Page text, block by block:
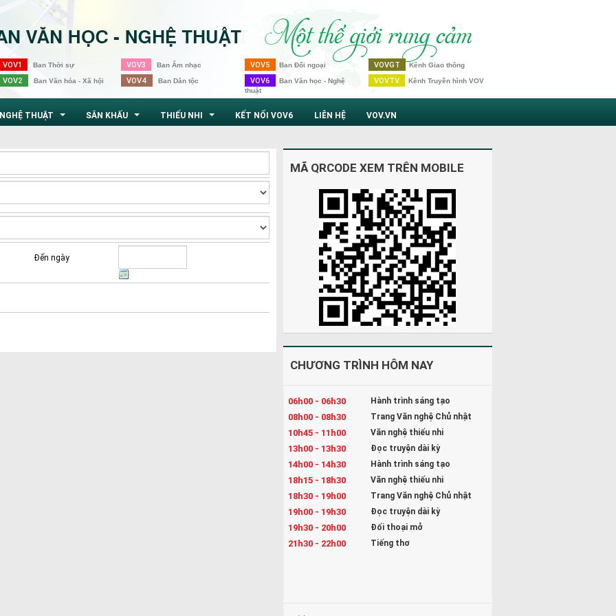
VOV1 Ban Thời sự
VOV2 Ban Văn hóa - Xã hội
VOV3 Ban Âm nhạc
VOV4 Ban Dân tộc
VOV5 Ban Đối ngoại
VOV6 Ban Văn học - Nghệ
thuật
VOVGT Kênh Giao thông
VOVTV Kênh Truyền hình VOV
NGHỆ THUẬT SÂN KHẤU THIẾU NHI KẾT NỐI VOV6 LIÊN HỆ VOV.VN
Đến ngày
MÃ QRCODE XEM TRÊN MOBILE
CHƯƠNG TRÌNH HÔM NAY
06h00 - 06h30 Hành trình sáng tạo
08h00 - 08h30 Trang Văn nghệ Chủ nhật
10h45 - 11h00 Văn nghệ thiếu nhi
13h00 - 13h30 Đọc truyện dài kỳ
14h00 - 14h30 Hành trình sáng tạo
18h15 - 18h30 Văn nghệ thiếu nhi
18h30 - 19h00 Trang Văn nghệ Chủ nhật
19h00 - 19h30 Đọc truyện dài kỳ
19h30 - 20h00 Đối thoại mở
21h30 - 22h00 Tiếng thơ